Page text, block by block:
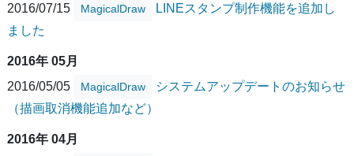
2016/07/15
MagicalDraw
LINEスタンプ制作機能を追加し
ました
2016年 05月
2016/05/05
MagicalDraw
システムアップデートのお知らせ
（描画取消機能追加など）
2016年 04月